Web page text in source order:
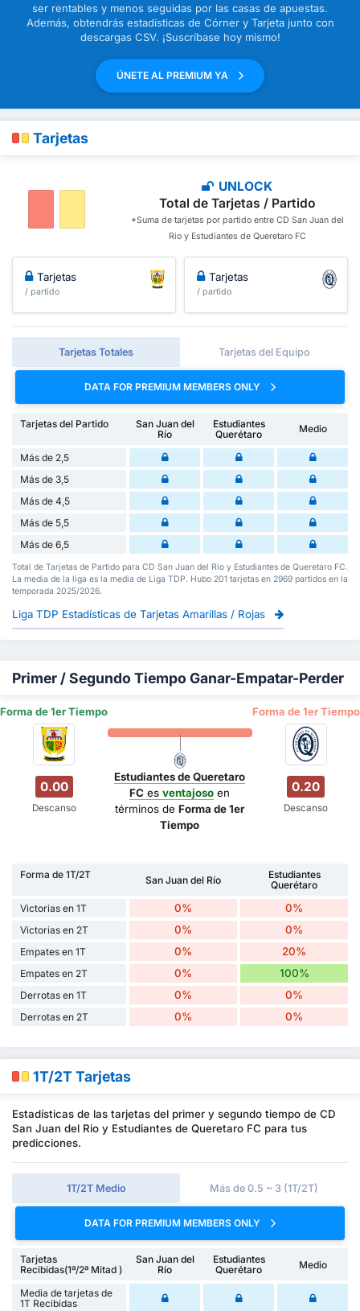
ser rentables y menos seguidas por las casas de apuestas.
Además, obtendrás estadísticas de Córner y Tarjeta junto con
descargas CSV. ¡Suscríbase hoy mismo!
ÚNETE AL PREMIUM YA
Tarjetas
UNLOCK
Total de Tarjetas / Partido
*Suma de tarjetas por partido entre CD San Juan del
Rio y Estudiantes de Queretaro FC
Tarjetas
/ partido
Tarjetas
/ partido
Tarjetas Totales Tarjetas del Equipo
DATA FOR PREMIUM MEMBERS ONLY
Tarjetas del Partido
San Juan del
Río
Estudiantes
Querétaro
Medio
Más de 2,5
Más de 3,5
Más de 4,5
Más de 5,5
Más de 6,5
Total de Tarjetas de Partido para CD San Juan del Rio y Estudiantes de Queretaro FC.
La media de la liga es la media de Liga TDP. Hubo 201 tarjetas en 2969 partidos en la
temporada 2025/2026.
Liga TDP Estadísticas de Tarjetas Amarillas / Rojas
Primer / Segundo Tiempo Ganar-Empatar-Perder
Forma de 1er Tiempo Forma de 1er Tiempo
0.00
Descanso
Estudiantes de Queretaro
FC esventajoso en
términos deForma de 1er
Tiempo
0.20
Descanso
Forma de 1T/2T San Juan del Río
Estudiantes
Querétaro
Victorias en 1T
0% 0%
Victorias en 2T 0% 0%
Empates en 1T 0% 20%
Empates en 2T 0% 100%
Derrotas en 1T 0% 0%
Derrotas en 2T 0% 0%
1T/2T Tarjetas
Estadísticas de las tarjetas del primer y segundo tiempo de CD
San Juan del Rio y Estudiantes de Queretaro FC para tus
predicciones.
1T/2T Medio Más de 0.5 ~ 3 (1T/2T)
DATA FOR PREMIUM MEMBERS ONLY
Tarjetas
Recibidas(1ª/2ª Mitad )
San Juan del
Río
Estudiantes
Querétaro
Medio
Media de tarjetas de
1T Recibidas